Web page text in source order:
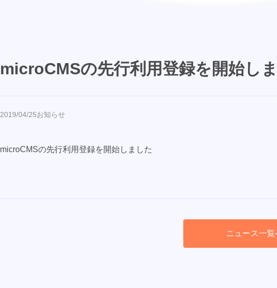
microCMSの先行利用登録を開始し
2019/04/25お知らせ
microCMSの先行利用登録を開始しました
ニュース一覧